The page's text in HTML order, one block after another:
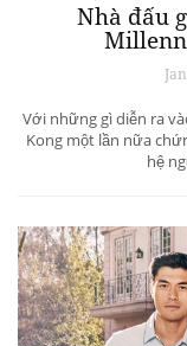
Nhà đấu
Với những gì diễn ra
Kong một lần nữa
hệ